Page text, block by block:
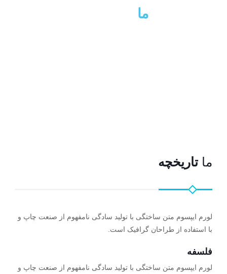
ما
ماتاریخچه
لورم ایپسوم متن ساختگی با تولید سادگی نامفهوم از صنعت چاپ و
با استفاده از طراحان گرافیک است.
فلسفه
لورم ایپسوم متن ساختگی با تولید سادگی نامفهوم از صنعت چاپ و